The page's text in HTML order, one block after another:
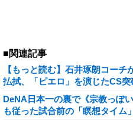
■関連記事
【もっと読む】石井琢朗コー
払拭、「ピエロ」を演じたCS突
DeNA日本一の裏で《宗教っぽ
も従った試合前の「瞑想タイム」